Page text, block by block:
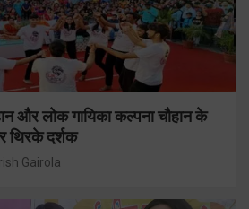
और लोक गायिका कल्पना चौहान के
थिरके दर्शक
Gairola